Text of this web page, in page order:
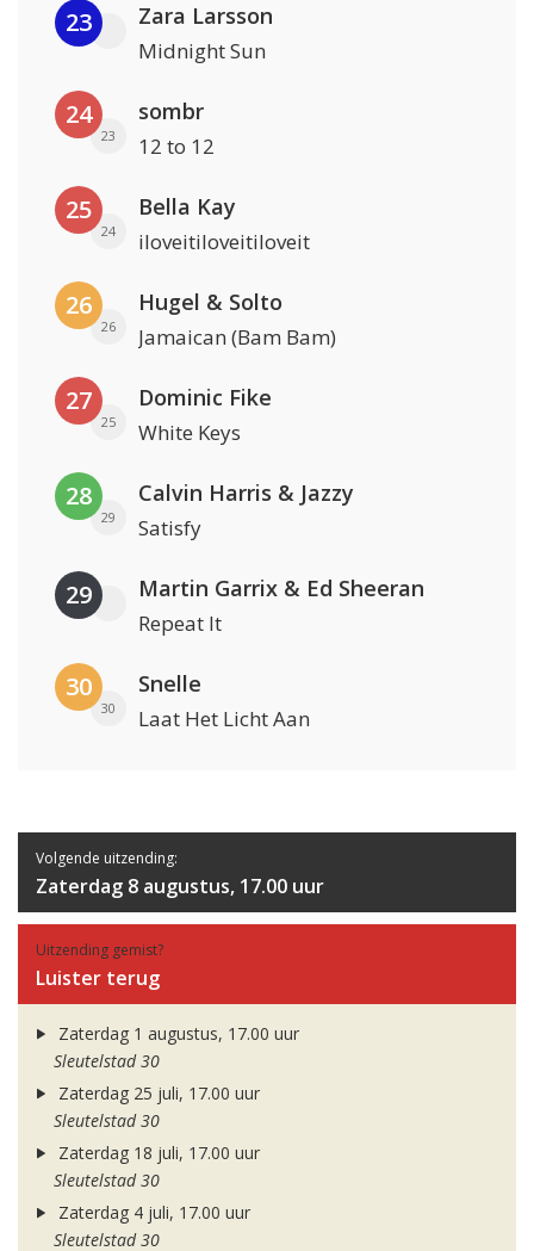
23 Zara Larsson
Midnight Sun
24
23
sombr
12 to 12
25
24
Bella Kay
iloveitiloveitiloveit
26
26
Hugel & Solto
Jamaican (Bam Bam)
27
25
Dominic Fike
White Keys
28
29
Calvin Harris & Jazzy
Satisfy
29 Martin Garrix & Ed Sheeran
Repeat It
30
30
Snelle
Laat Het Licht Aan
Volgende uitzending:
Zaterdag 8 augustus, 17.00 uur
Uitzending gemist?
Luister terug
Zaterdag 1 augustus, 17.00 uur
Sleutelstad 30
Zaterdag 25 juli, 17.00 uur
Sleutelstad 30
Zaterdag 18 juli, 17.00 uur
Sleutelstad 30
Zaterdag 4 juli, 17.00 uur
Sleutelstad 30